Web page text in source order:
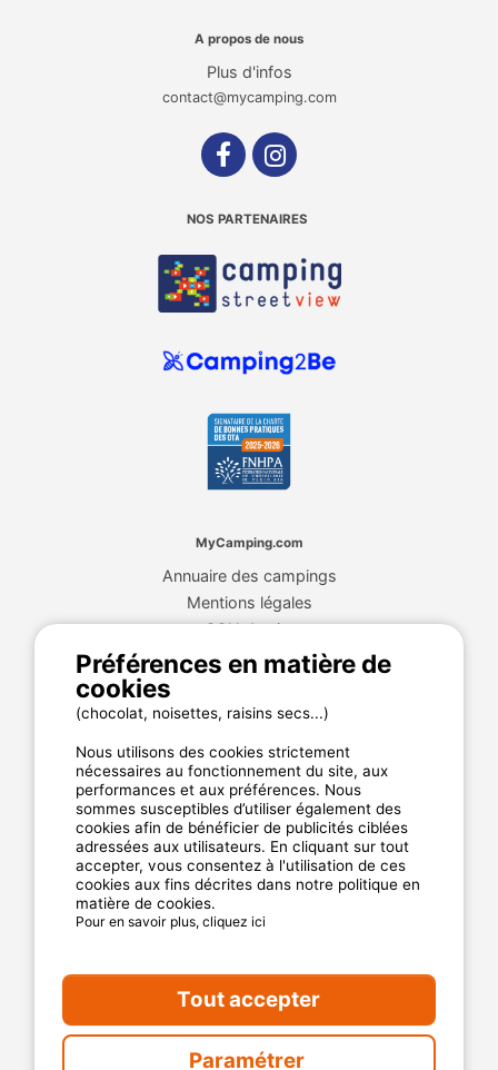
A propos de nous
Plus d'infos
contact@mycamping.com
NOS PARTENAIRES
MyCamping.com
Annuaire des campings
Mentions légales
CGU du site
Plan de site
Charte de confidentialité
La garantie MyCamping.com
Un paiement 100% sécurisé
Un service client disponible et dédié
Les meilleurs établissements référencés
Des avis clients authentiques
Préférences en matière de
cookies
(chocolat, noisettes, raisins secs...)
Nous utilisons des cookies strictement
nécessaires au fonctionnement du site, aux
performances et aux préférences. Nous
sommes susceptibles d’utiliser également des
cookies afin de bénéficier de publicités ciblées
adressées aux utilisateurs. En cliquant sur tout
accepter, vous consentez à l'utilisation de ces
cookies aux fins décrites dans notre politique en
matière de cookies.
Pour en savoir plus, cliquez ici
Tout accepter
Paramétrer